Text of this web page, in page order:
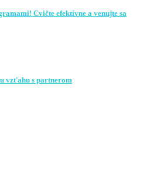
Cvičte efektívne a venujte sa
vzťahu s partnerom